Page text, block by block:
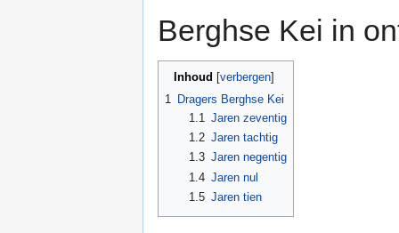
Berghse Kei in
Inhoud [verbergen]
1
Dragers Berghse Kei
1.1 Jaren zeventig
1.2 Jaren tachtig
1.3 Jaren negentig
1.4 Jaren nul
1.5 Jaren tien